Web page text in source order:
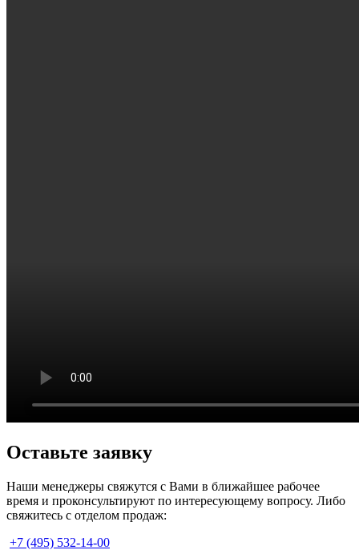
Оставьте заявку
Наши менеджеры свяжутся с Вами в ближайшее рабочее
время и проконсультируют по интересующему вопросу. Либо
свяжитесь с отделом продаж:
+7 (495) 532-14-00